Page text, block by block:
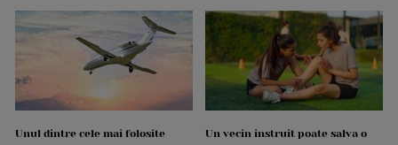
Unul dintre cele mai folosite
Un vecin instruit poate salva o